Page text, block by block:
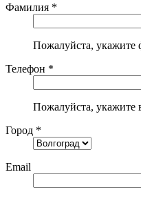
Фамилия *
Пожалуйста,
Телефон *
Пожалуйста, укажите
Город *
Email